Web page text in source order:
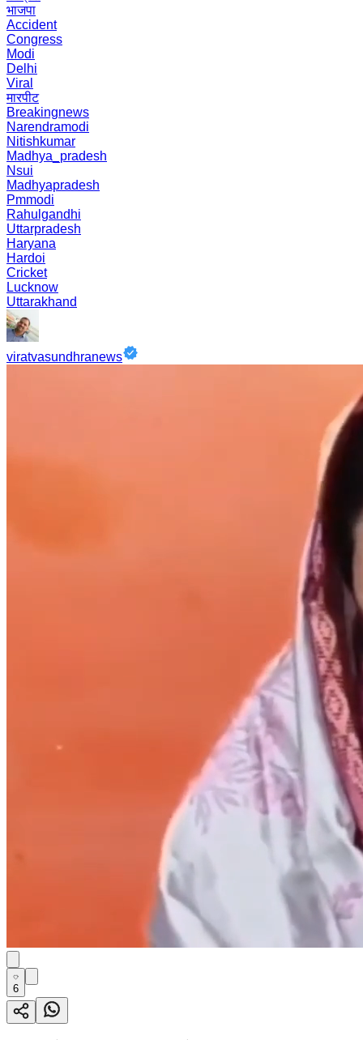
भाजपा
Accident
Congress
Modi
Delhi
Viral
मारपीट
Breakingnews
Narendramodi
Nitishkumar
Madhya_pradesh
Nsui
Madhyapradesh
Pmmodi
Rahulgandhi
Uttarpradesh
Haryana
Hardoi
Cricket
Lucknow
Uttarakhand
viratvasundhranews
6